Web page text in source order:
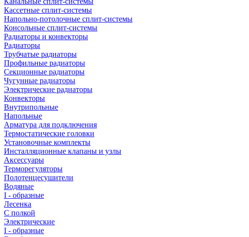
Кассетные сплит-системы
Напольно-потолочные сплит-системы
Консольные сплит-системы
Радиаторы и конвекторы
Радиаторы
Трубчатые радиаторы
Профильные радиаторы
Секционные радиаторы
Чугунные радиаторы
Электрические радиаторы
Конвекторы
Внутрипольные
Напольные
Арматура для подключения
Термостатические головки
Установочные комплекты
Инсталляционные клапаны и узлы
Аксессуары
Терморегуляторы
Полотенцесушители
Водяные
I - образные
Лесенка
С полкой
Электрические
I - образные